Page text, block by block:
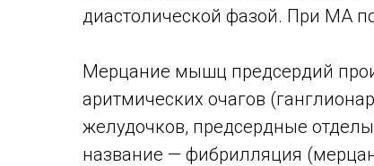
диастолической фазой. При МА
Мерцание мышц предсердий
аритмических очагов
желудочков, предсердные
название — фибрилляция